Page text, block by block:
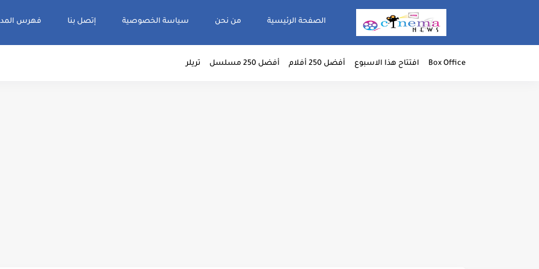
الصفحة الرئيسية من نحن سياسة الخصوصية إتصل بنا فهرس
Box Office افتتاح هذا الاسبوع أفضل 250 أفلام أفضل 250 مسلسل تريلر